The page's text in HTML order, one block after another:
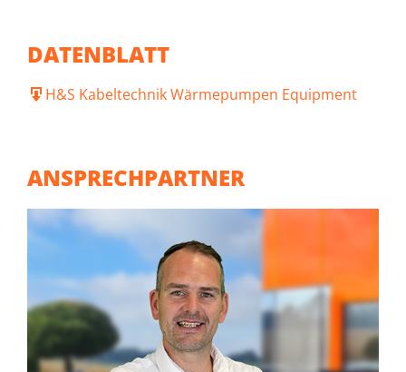
DATENBLATT
H&S Kabeltechnik Wärmepumpen Equipment
ANSPRECHPARTNER